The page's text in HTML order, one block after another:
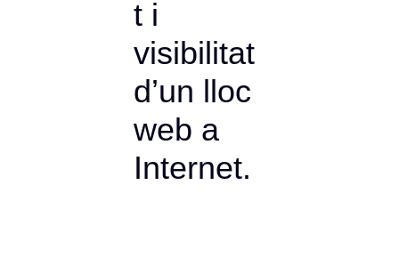
t i
visibilitat
d’un lloc
web a
Internet.